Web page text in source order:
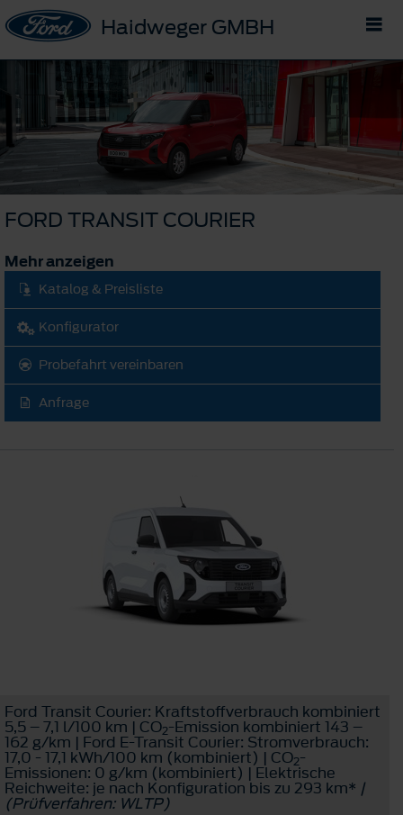
Haidweger GMBH
FORD TRANSIT COURIER
Mehr anzeigen
Katalog & Preisliste
Konfigurator
Probefahrt vereinbaren
Anfrage
Ford Transit Courier: Kraftstoffverbrauch kombiniert
5,5 – 7,1 l/100 km | CO2-Emission kombiniert 143 –
162 g/km | Ford E-Transit Courier: Stromverbrauch:
17,0 - 17,1 kWh/100 km (kombiniert) | CO2-
Emissionen: 0 g/km (kombiniert) | Elektrische
Reichweite: je nach Konfiguration bis zu 293 km* |
(Prüfverfahren: WLTP)